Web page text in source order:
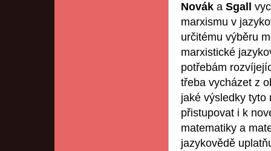
Novák a Sgall
marxismu v
určitému výběru
marxistické
potřebám
třeba vycházet z
jaké výsledky tyto
přistupovat i k
matematiky a
jazykovědě